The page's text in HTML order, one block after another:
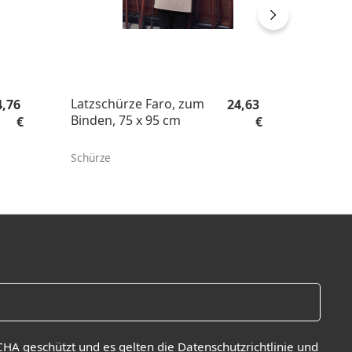
Preis:
€
Latzschürze Faro, zum
Binden, 75 x 95 cm
Schürze
Regulärer Preis:
24,63
€
geschützt und es gelten die Datenschutzrichtlinie und